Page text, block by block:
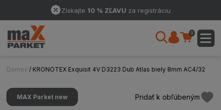
Získajte 10 % ZĽAVU za registráciu
0
Domov / KRONOTEX Exquisit 4V D3223 Dub Atlas biely 8mm AC4/32
MAX Parket new Pridať k obľúbeným